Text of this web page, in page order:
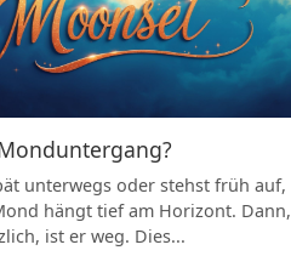
unterwegs oder stehst früh auf,
hängt tief am Horizont. Dann,
ist er weg. Dies...